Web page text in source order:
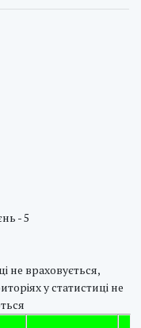
- 5
не враховується,
у статистиці не